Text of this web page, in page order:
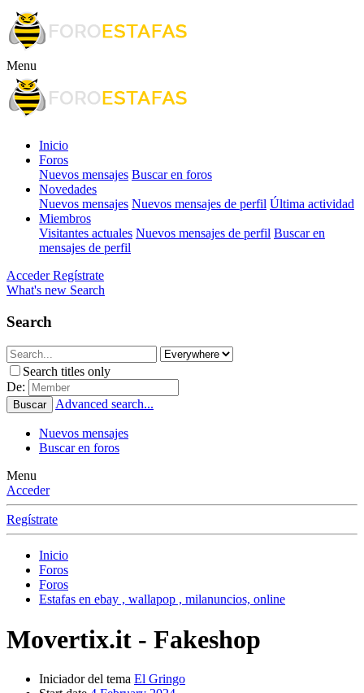
Menu
Inicio
Foros
Nuevos mensajes Buscar en foros
Novedades
Nuevos mensajes Nuevos mensajes de perfil Última actividad
Miembros
Visitantes actuales Nuevos mensajes de perfil Buscar en
mensajes de perfil
Acceder Regístrate
What's new Search
Search
Search titles only
De:
Buscar Advanced search...
Nuevos mensajes
Buscar en foros
Menu
Acceder
Regístrate
Inicio
Foros
Foros
Estafas en ebay , wallapop , milanuncios, online
Movertix.it - Fakeshop
Iniciador del tema El Gringo